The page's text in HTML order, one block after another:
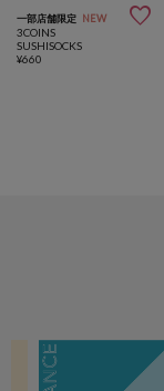
一部店舗限定 NEW 
3COINS
SUSHISOCKS
¥660